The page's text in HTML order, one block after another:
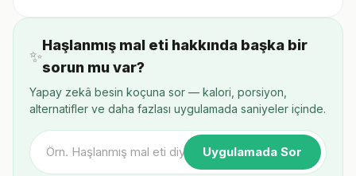
✨
Haşlanmış mal eti hakkında başka bir
sorun mu var?
Yapay zekâ besin koçuna sor — kalori, porsiyon,
alternatifler ve daha fazlası uygulamada saniyeler içinde.
Uygulamada Sor